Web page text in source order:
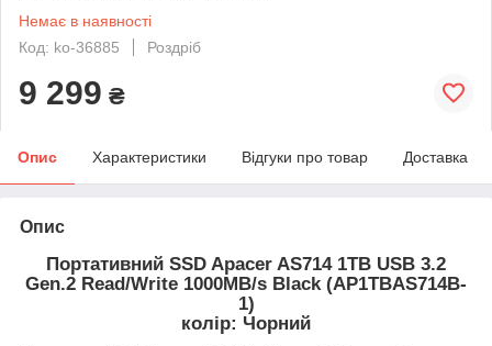
Немає в наявності
Код: ko-36885
Роздріб
9 299 ₴
Опис Характеристики Відгуки про товар Доставка
Опис
Портативний SSD Apacer AS714 1TB USB 3.2
Gen.2 Read/Write 1000MB/s Black (AP1TBAS714B-
1)
колір: Чорний